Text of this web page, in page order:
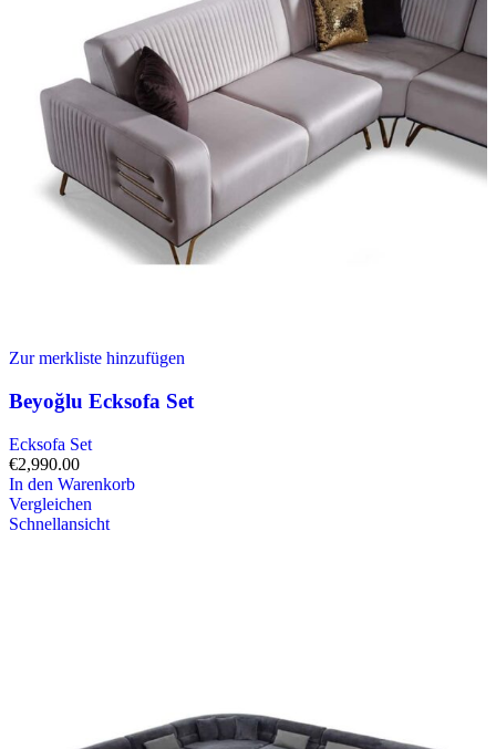
Zur merkliste hinzufügen
Beyoğlu Ecksofa Set
Ecksofa Set
€2,990.00
In den Warenkorb
Vergleichen
Schnellansicht